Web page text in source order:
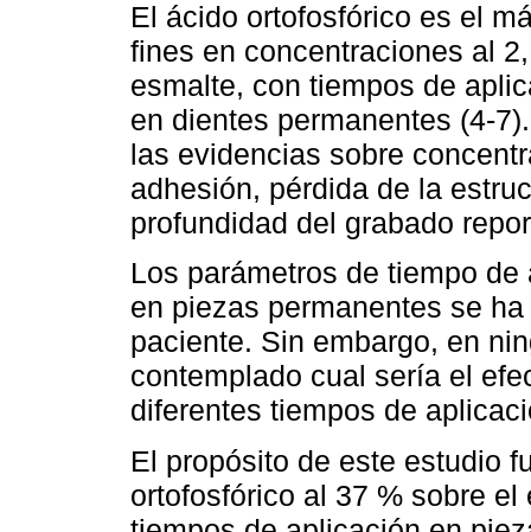
El ácido ortofosfórico es el
fines en concentraciones al
esmalte, con tiempos de
en dientes permanentes (4-
las evidencias sobre
adhesión, pérdida de la
profundidad del grabado
Los parámetros de tiempo
en piezas permanentes se
paciente. Sin embargo, en
contemplado cual sería el
diferentes tiempos de
El propósito de este estudio
ortofosfórico al 37 % sobre